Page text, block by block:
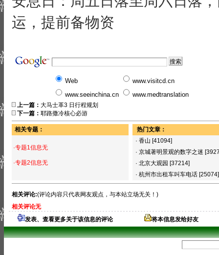
运，提前备物资
Web
www.visitcd.cn
www.seeinchina.cn
www.medtranslation
上一篇： 大马士革3 日行程规划
下一篇： 耶路撒冷核心必游
相关专题：
·专题1信息无
·专题2信息无
热门文章：
· 香山 [41094]
· 京城著明景观的数字之迷
· 北京大观园 [37214]
· 杭州市出租车叫车电话 [25074]
相关评论:(评论内容只代表网友观点，与本站立场无关！)
相关评论无
发表、查看更多关于该信息的评论
将本信息发给好友